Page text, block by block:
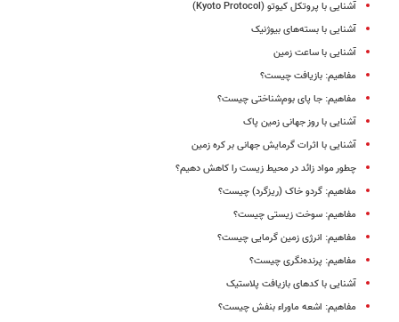
آشنایی با پروتکل کیوتو (Kyoto Protocol)
آشنایی با بسته‌های بیوژنیک
آشنایی با ساعت زمین
مفاهیم: بازیافت چیست؟
مفاهیم: جا پای بوم‌شناختی چیست؟
آشنایی با روز جهانی زمین پاک
آشنایی با اثرات گرمایش جهانی بر کره زمین
چطور مواد زائد در محیط زیست را کاهش دهیم؟
مفاهیم: گردو خاک (ریزگرد) چیست؟
مفاهیم: سوخت زیستی چیست؟
مفاهیم: انرژی زمین گرمایی چیست؟
مفاهیم: پرنده‌نگری چیست؟
آشنایی با کدهای بازیافت پلاستیک
مفاهیم: اشعه ماوراء بنفش چیست؟